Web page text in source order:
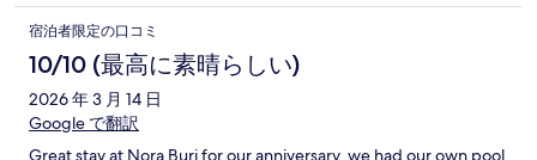
宿泊者限定の口コミ
10/10 (最高に素晴らしい)
2026 年 3 月 14 日
Google で翻訳
Great stay at Nora Buri for our anniversary, we had our own pool